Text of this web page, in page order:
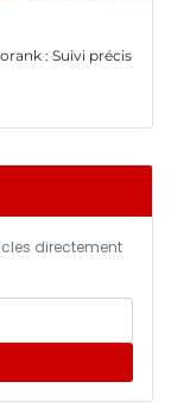
: Suivi précis
directement